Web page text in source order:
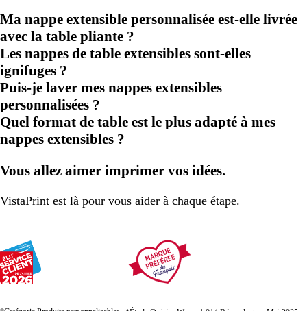
Ma nappe extensible personnalisée est-elle livrée
avec la table pliante ?
Les nappes de table extensibles sont-elles
ignifuges ?
Puis-je laver mes nappes extensibles
personnalisées ?
Quel format de table est le plus adapté à mes
nappes extensibles ?
Vous allez aimer imprimer vos idées.
VistaPrint est là pour vous aider à chaque étape.